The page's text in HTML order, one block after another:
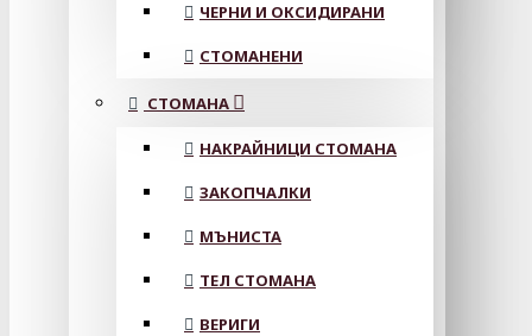
ЧЕРНИ И ОКСИДИРАНИ
СТОМАНЕНИ
СТОМАНА
НАКРАЙНИЦИ СТОМАНА
ЗАКОПЧАЛКИ
МЪНИСТА
ТЕЛ СТОМАНА
ВЕРИГИ